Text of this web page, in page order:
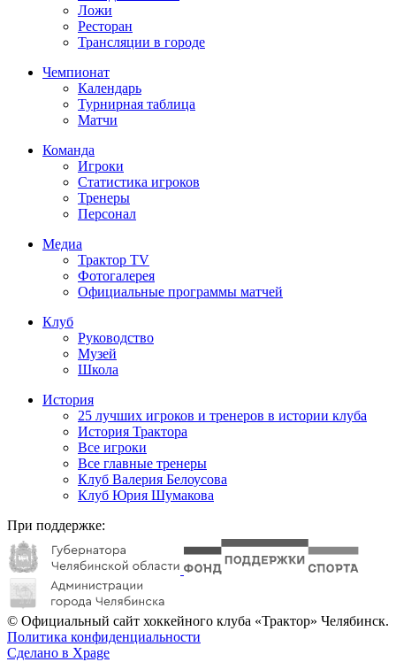
Ложи
Ресторан
Трансляции в городе
Чемпионат
Календарь
Турнирная таблица
Матчи
Команда
Игроки
Статистика игроков
Тренеры
Персонал
Медиа
Трактор TV
Фотогалерея
Официальные программы матчей
Клуб
Руководство
Музей
Школа
История
25 лучших игроков и тренеров в истории клуба
История Трактора
Все игроки
Все главные тренеры
Клуб Валерия Белоусова
Клуб Юрия Шумакова
При поддержке:
© Официальный сайт хоккейного клуба «Трактор» Челябинск.
Политика конфиденциальности
Сделано в Xpage